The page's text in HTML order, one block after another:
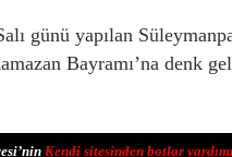
günü yapılan
Bayramı’na denk
Kendi sitesinden botlar